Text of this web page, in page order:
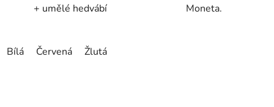
+ umělé hedvábí
Bílá Červená Žlutá
Moneta.